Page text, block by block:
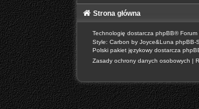
Strona główna
Technologię dostarcza phpBB® Forum
Style: Carbon by Joyce&Luna phpBB-
Polski pakiet językowy dostarcza
Zasady ochrony danych osobowych |